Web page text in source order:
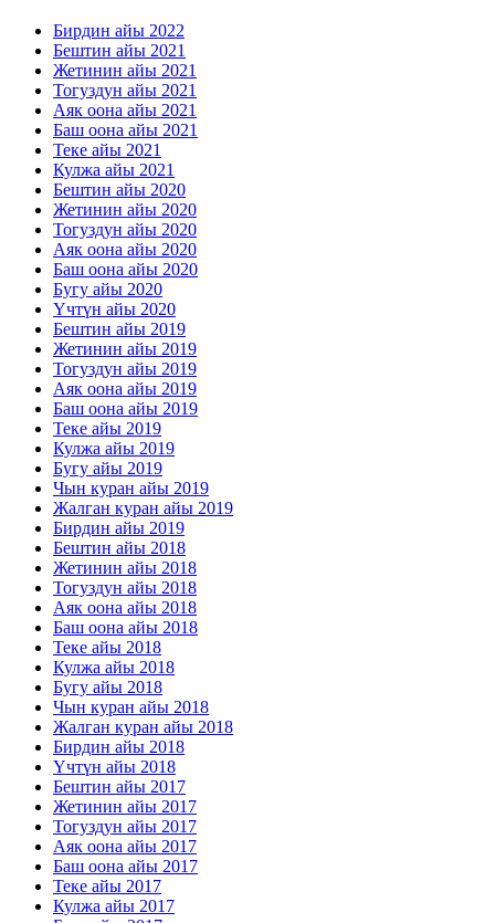
Бирдин айы 2022
Бештин айы 2021
Жетинин айы 2021
Тогуздун айы 2021
Аяк оона айы 2021
Баш оона айы 2021
Теке айы 2021
Кулжа айы 2021
Бештин айы 2020
Жетинин айы 2020
Тогуздун айы 2020
Аяк оона айы 2020
Баш оона айы 2020
Бугу айы 2020
Үчтүн айы 2020
Бештин айы 2019
Жетинин айы 2019
Тогуздун айы 2019
Аяк оона айы 2019
Баш оона айы 2019
Теке айы 2019
Кулжа айы 2019
Бугу айы 2019
Чын куран айы 2019
Жалган куран айы 2019
Бирдин айы 2019
Бештин айы 2018
Жетинин айы 2018
Тогуздун айы 2018
Аяк оона айы 2018
Баш оона айы 2018
Теке айы 2018
Кулжа айы 2018
Бугу айы 2018
Чын куран айы 2018
Жалган куран айы 2018
Бирдин айы 2018
Үчтүн айы 2018
Бештин айы 2017
Жетинин айы 2017
Тогуздун айы 2017
Аяк оона айы 2017
Баш оона айы 2017
Теке айы 2017
Кулжа айы 2017